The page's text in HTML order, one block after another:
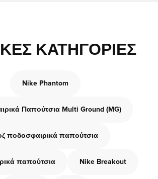
ΚΑΤΗΓΟΡΊΕΣ
Nike Phantom
Παπούτσια Multi Ground (MG)
ποδοσφαιρικά παπούτσια
παπούτσια Nike Breakout